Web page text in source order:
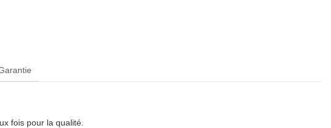
fois pour la qualité.